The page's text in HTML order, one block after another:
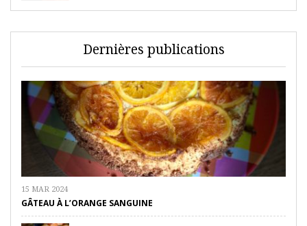
Dernières publications
15 MAR 2024
GÂTEAU À L’ORANGE SANGUINE